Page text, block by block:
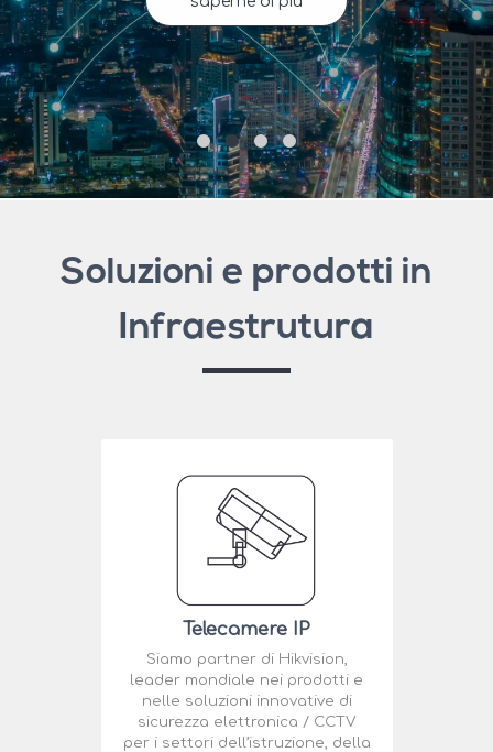
Oltre 2.000 km installati presso le
principali concessionarie
saperne di più
Soluzioni e prodotti in
Infraestrutura
Telecamere IP
Siamo partner di Hikvision,
leader mondiale nei prodotti e
nelle soluzioni innovative di
sicurezza elettronica / CCTV
per i settori dell’istruzione, della